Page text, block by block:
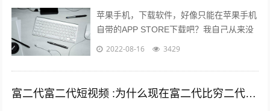
苹果手机，下载软件，好像只能在苹果手机
自带的APP STORE下载吧？我自己从来没
有尝试过在其他地方下载，在越狱最火热的
2022-08-16 3429
富二代富二代短视频 :为什么现在富二代比穷二代努力？